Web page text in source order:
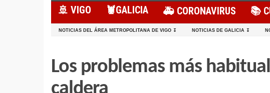
🚢 VIGO 🦞️GALICIA 🚑 CORONAVIRUS 📚
NOTICIAS DEL ÁREA METROPOLITANA DE VIGO ↧ NOTICIAS DE GALICIA ↧
Los problemas más
caldera